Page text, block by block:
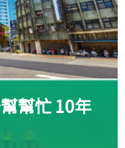
幫忙 10年